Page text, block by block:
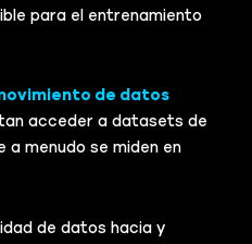
para el entrenamiento
de datos
acceder a datasets de
a menudo se miden en
de datos hacia y